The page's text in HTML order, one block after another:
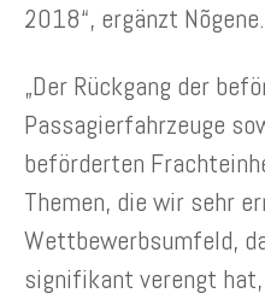
2018“, ergänzt Nõgene.
„Der Rückgang der
Passagierfahrzeuge
beförderten
Themen, die wir sehr
Wettbewerbsumfeld,
signifikant verengt